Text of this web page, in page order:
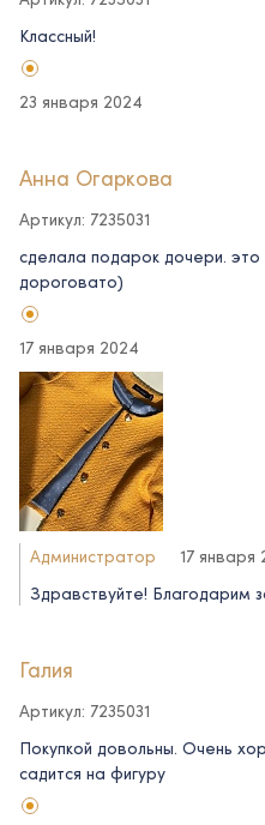
Классный!
23 января 2024
Анна Огаркова
Артикул: 7235031
сделала подарок дочери. это
дороговато)
17 января 2024
Администратор
17 января
Здравствуйте! Благодарим
Галия
Артикул: 7235031
Покупкой довольны. Очень
садится на фигуру